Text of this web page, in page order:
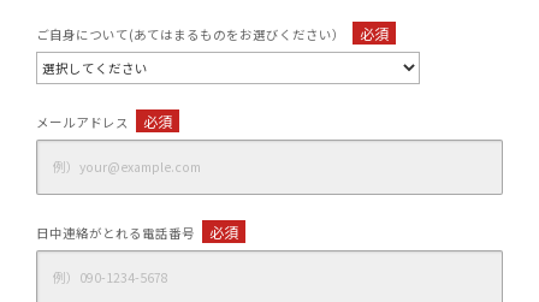
ご自身について(あてはまるものをお選びください） 必須
メールアドレス 必須
日中連絡がとれる電話番号 必須